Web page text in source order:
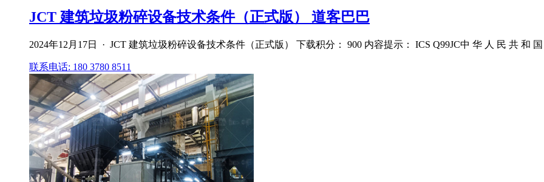
JCT 建筑垃圾粉碎设备技术条件（正式版） 道客巴巴
2024年12月17日 · JCT 建筑垃圾粉碎设备技术条件（正式版） 下载积分： 900 内容提示： ICS Q99JC中 华 人 民 共 和
联系电话: 180 3780 8511